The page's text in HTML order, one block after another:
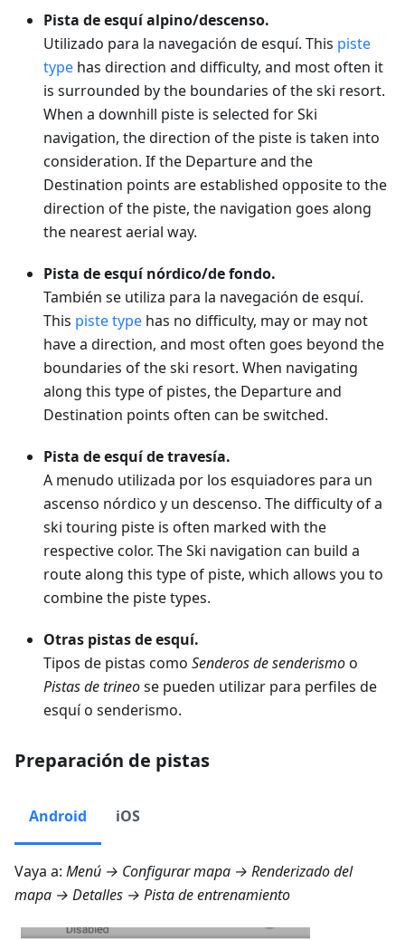
Pista de esquí alpino/descenso.
Utilizado para la navegación de esquí. This piste
type has direction and difficulty, and most often it
is surrounded by the boundaries of the ski resort.
When a downhill piste is selected for Ski
navigation, the direction of the piste is taken into
consideration. If the Departure and the
Destination points are established opposite to the
direction of the piste, the navigation goes along
the nearest aerial way.
Pista de esquí nórdico/de fondo.
También se utiliza para la navegación de esquí.
This piste type has no difficulty, may or may not
have a direction, and most often goes beyond the
boundaries of the ski resort. When navigating
along this type of pistes, the Departure and
Destination points often can be switched.
Pista de esquí de travesía.
A menudo utilizada por los esquiadores para un
ascenso nórdico y un descenso. The difficulty of a
ski touring piste is often marked with the
respective color. The Ski navigation can build a
route along this type of piste, which allows you to
combine the piste types.
Otras pistas de esquí.
Tipos de pistas como Senderos de senderismoo
Pistas de trineose pueden utilizar para perfiles de
esquí o senderismo.
Preparación de pistas
Android iOS
Vaya a: Menú → Configurar mapa → Renderizado del
mapa → Detalles → Pista de entrenamiento